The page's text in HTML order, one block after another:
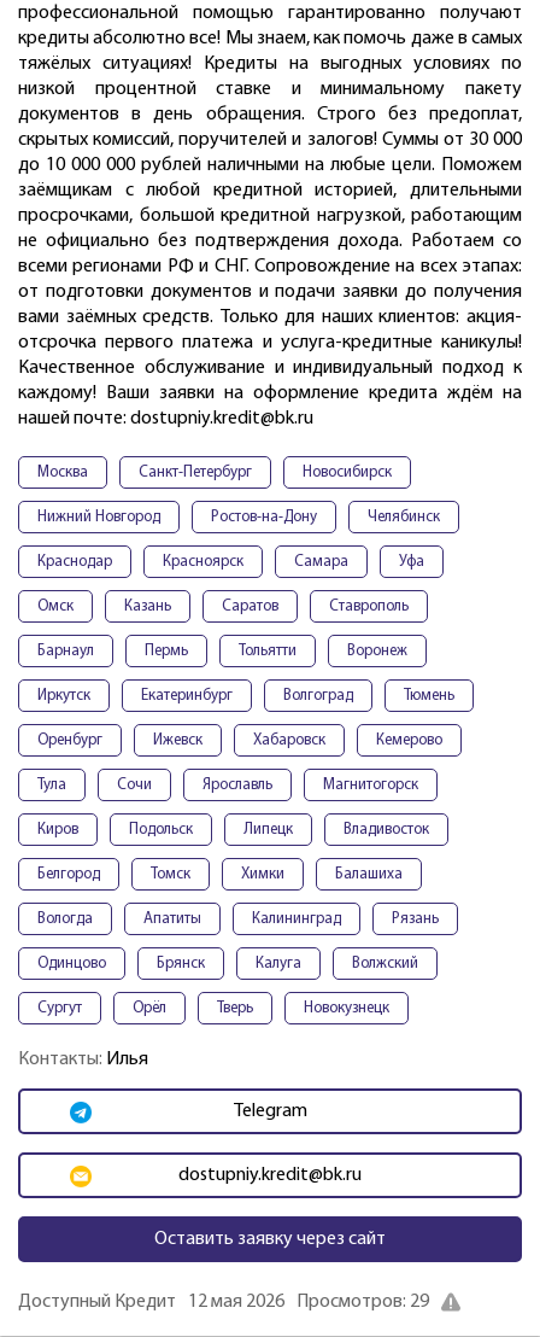
профессиональной помощью гарантированно получают
кредиты абсолютно все! Мы знаем, как помочь даже в самых
тяжёлых ситуациях! Кредиты на выгодных условиях по
низкой процентной ставке и минимальному пакету
документов в день обращения. Строго без предоплат,
скрытых комиссий, поручителей и залогов! Суммы от 30 000
до 10 000 000 рублей наличными на любые цели. Поможем
заёмщикам с любой кредитной историей, длительными
просрочками, большой кредитной нагрузкой, работающим
не официально без подтверждения дохода. Работаем со
всеми регионами РФ и СНГ. Сопровождение на всех этапах:
от подготовки документов и подачи заявки до получения
вами заёмных средств. Только для наших клиентов: акция-
отсрочка первого платежа и услуга-кредитные каникулы!
Качественное обслуживание и индивидуальный подход к
каждому! Ваши заявки на оформление кредита ждём на
нашей почте: dostupniy.kredit@bk.ru
Москва Санкт-Петербург Новосибирск
Нижний Новгород Ростов-на-Дону Челябинск
Краснодар Красноярск Самара Уфа
Омск Казань Саратов Ставрополь
Барнаул Пермь Тольятти Воронеж
Иркутск Екатеринбург Волгоград Тюмень
Оренбург Ижевск Хабаровск Кемерово
Тула Сочи Ярославль Магнитогорск
Киров Подольск Липецк Владивосток
Белгород Томск Химки Балашиха
Вологда Апатиты Калининград Рязань
Одинцово Брянск Калуга Волжский
Сургут Орёл Тверь Новокузнецк
Контакты: Илья
Telegram
dostupniy.kredit@bk.ru
Оставить заявку через сайт
Доступный Кредит 12 мая 2026 Просмотров: 29